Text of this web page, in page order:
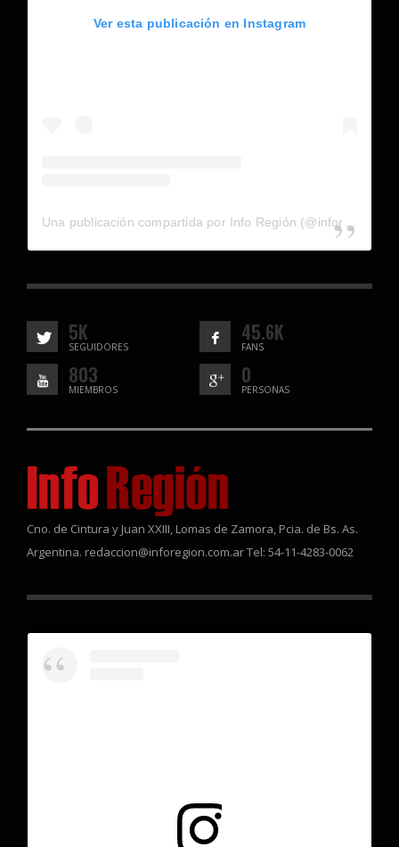
Ver esta publicación en Instagram
5K
SEGUIDORES
45.6K
FANS
803
MIEMBROS
0
PERSONAS
Cno. de Cintura y Juan XXIII, Lomas de Zamora, Pcia. de Bs. As.
Argentina. redaccion@inforegion.com.ar Tel: 54-11-4283-0062